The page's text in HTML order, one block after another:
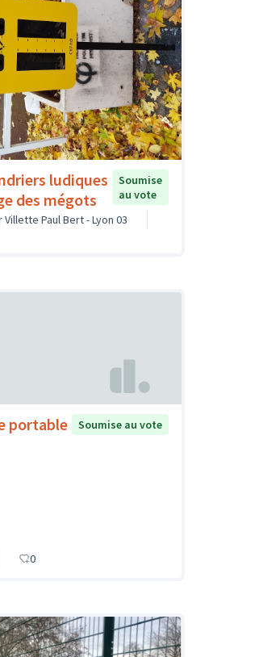
ludiques
des mégots
Soumise
au vote
Paul Bert - Lyon 03
portable Soumise au vote
0